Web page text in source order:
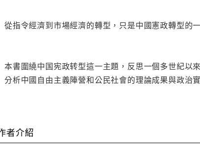
從指令經濟到市場經濟的轉型，只是中國憲政轉型的
本書圍繞中国宪政转型這一主題，反思一個多世紀以
分析中國自由主義陣營和公民社會的理論成果與政治
者介紹